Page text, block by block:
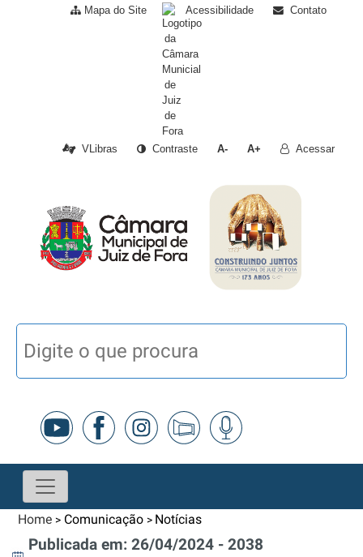
Mapa do Site Acessibilidade Contato
VLibras Contraste A- A+ Acessar
Home > Comunicação > Notícias
Publicada em: 26/04/2024 - 2038